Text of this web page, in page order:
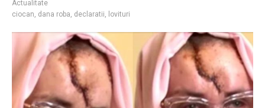
Actualitate
ciocan, dana roba, declaratii, lovituri